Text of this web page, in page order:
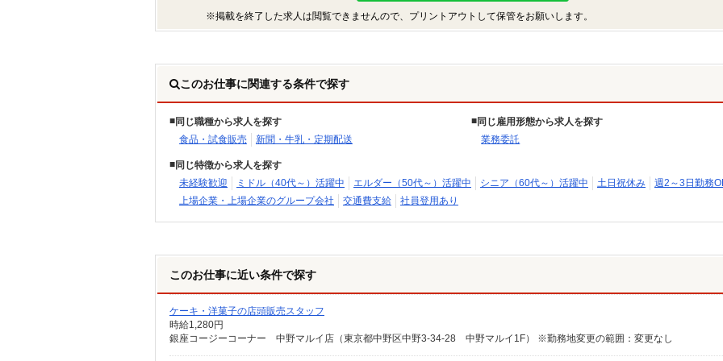
※掲載を終了した求人は閲覧できませんので、プリントアウトして保管をお願いします。
このお仕事に関連する条件で探す
同じ職種から求人を探す
食品・試食販売
新聞・牛乳・定期配送
同じ雇用形態から求人を探す
業務委託
同じ特徴から求人を探す
未経験歓迎
ミドル（40代～）活躍中 エルダー（50代～）活躍中 シニア（60代～）活躍中 土日祝休み
週2～3日勤務
上場企業・上場企業のグループ会社
交通費支給 社員登用あり
このお仕事に近い条件で探す
ケーキ・洋菓子の店頭販売スタッフ
時給1,280円
銀座コージーコーナー 中野マルイ店（東京都中野区中野3-34-28 中野マルイ1F） ※勤務地変更の範囲：変更なし